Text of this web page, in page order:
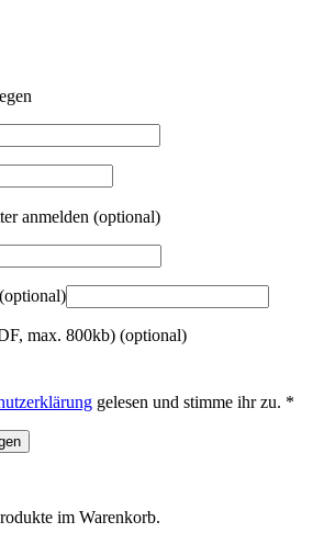
anmelden (optional)
(optional)
max. 800kb) (optional)
gelesen und stimme ihr zu. *
im Warenkorb.